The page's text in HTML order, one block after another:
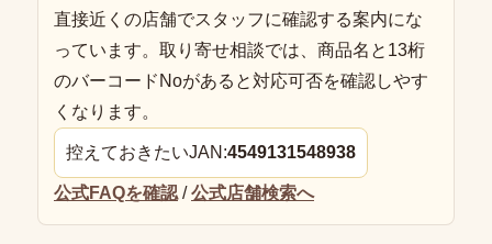
直接近くの店舗でスタッフに確認する案内にな
っています。取り寄せ相談では、商品名と13桁
のバーコードNoがあると対応可否を確認しやす
くなります。
控えておきたいJAN:4549131548938
公式FAQを確認 /公式店舗検索へ